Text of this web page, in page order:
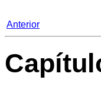
Anterior